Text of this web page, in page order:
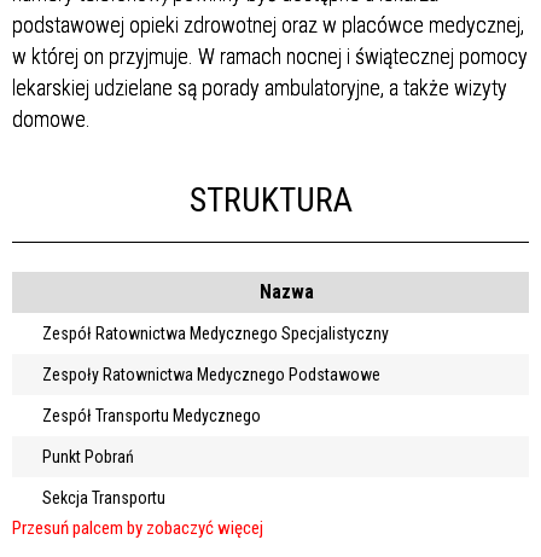
podstawowej opieki zdrowotnej oraz w placówce medycznej,
w której on przyjmuje. W ramach nocnej i świątecznej pomocy
lekarskiej udzielane są porady ambulatoryjne, a także wizyty
domowe.
STRUKTURA
Nazwa
Zespół Ratownictwa Medycznego Specjalistyczny
Zespoły Ratownictwa Medycznego Podstawowe
Zespół Transportu Medycznego
Punkt Pobrań
Sekcja Transportu